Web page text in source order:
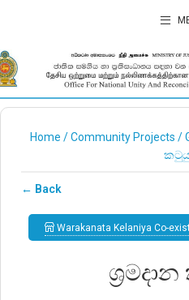
Home /Community Projects /
← Back
Warakanata Kelaniya Co-